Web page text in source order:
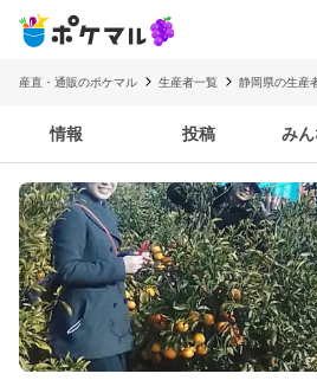
産直・通販のポケマル 生産者一覧 静岡県の生産
情報 投稿 み